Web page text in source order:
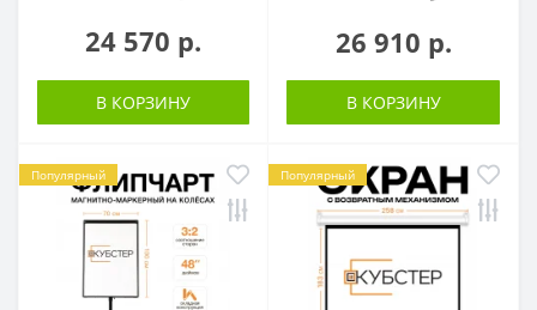
24 570 р.
В КОРЗИНУ
26 910 р.
В КОРЗИНУ
Популярный Популярный